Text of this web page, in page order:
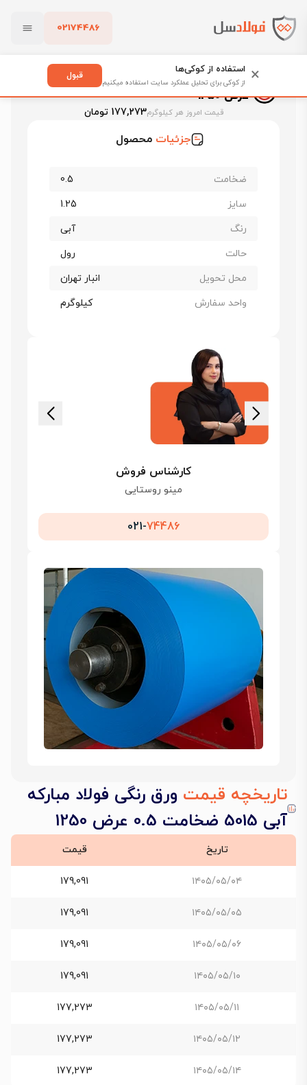
02174486
پاک کردن
فولادسل
ورق رنگی فولاد مبارکه آبی 5015 ضخامت 0.5
عرض 1250
قیمت امروز هر کیلوگرم177,273 تومان
جزئیات محصول
ضخامت
0.5
سایز
1.25
رنگ
آبی
حالت
رول
محل تحویل
انبار تهران
واحد سفارش
کیلوگرم
کارشناس فروش
مینو روستایی
021-74486
تاریخچه قیمت ورق رنگی فولاد مبارکه
آبی 5015 ضخامت 0.5 عرض 1250
تاریخ قیمت
۱۴۰۵/۰۵/۰۴ 179,091
۱۴۰۵/۰۵/۰۵ 179,091
۱۴۰۵/۰۵/۰۶ 179,091
۱۴۰۵/۰۵/۱۰ 179,091
۱۴۰۵/۰۵/۱۱ 177,273
۱۴۰۵/۰۵/۱۲ 177,273
۱۴۰۵/۰۵/۱۴ 177,273
× استفاده از کوکی‌ها
از کوکی برای تحلیل عملکرد سایت استفاده میکنیم
قبول